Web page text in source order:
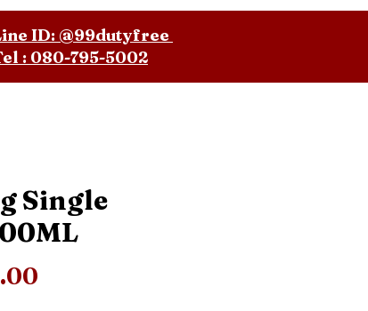
ID: @99dutyfree
: 080-795-5002
Single